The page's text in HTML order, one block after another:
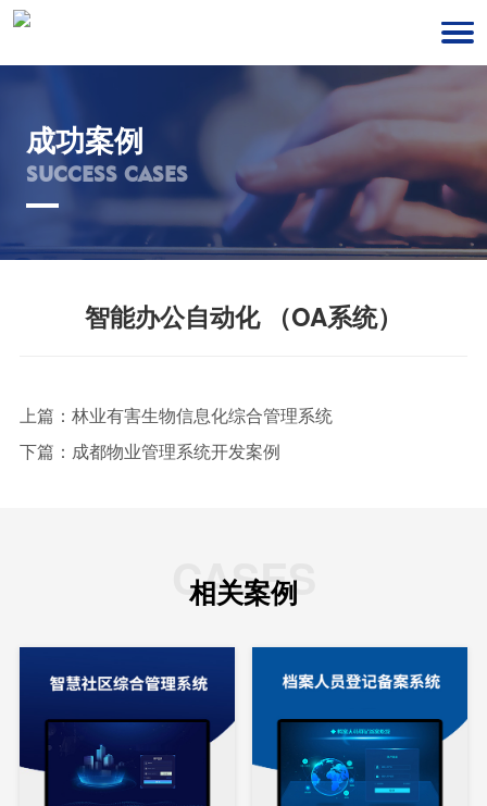
成功案例
SUCCESS CASES
智能办公自动化 （OA系统）
上篇： 林业有害生物信息化综合管理系统
下篇： 成都物业管理系统开发案例
CASES
相关案例